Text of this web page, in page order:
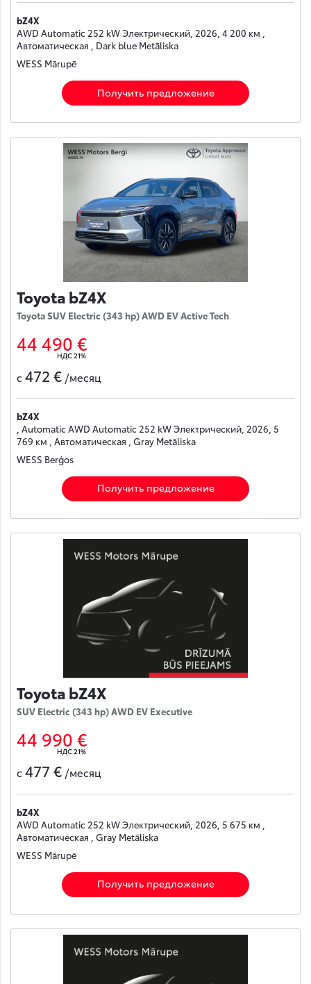
bZ4X
AWD Automatic 252 kW Электрический, 2026, 4 200 км ,
Автоматическая , Dark blue Metāliska
WESS Mārupē
Получить предложение
Toyota bZ4X
Toyota SUV Electric (343 hp) AWD EV Active Tech
44 490 €
НДС 21%
с 472 € /месяц
bZ4X
, Automatic AWD Automatic 252 kW Электрический, 2026, 5
769 км , Автоматическая , Gray Metāliska
WESS Berģos
Получить предложение
Toyota bZ4X
SUV Electric (343 hp) AWD EV Executive
44 990 €
НДС 21%
с 477 € /месяц
bZ4X
AWD Automatic 252 kW Электрический, 2026, 5 675 км ,
Автоматическая , Gray Metāliska
WESS Mārupē
Получить предложение